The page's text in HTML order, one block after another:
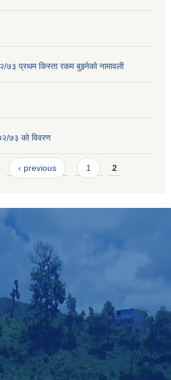
७३ प्रथम किस्ता रकम बुझ्नेको नामावली
७३ को विवरण
‹ previous 1 2